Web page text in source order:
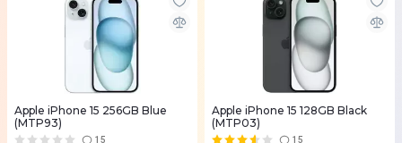
Apple iPhone 15 256GB Blue
(MTP93)
15
Apple iPhone 15 128GB Black
(MTP03)
15